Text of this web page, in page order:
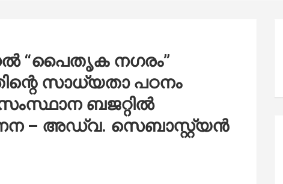
“പൈതൃക നഗരം”
സാധ്യതാ പഠനം
ബജറ്റിൽ
– അഡ്വ. സെബാസ്റ്റ്യൻ